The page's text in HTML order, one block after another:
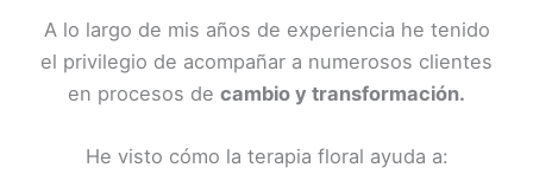
A lo largo de mis años de experiencia he tenido
el privilegio de acompañar a numerosos clientes
en procesos de cambio y transformación.
He visto cómo la terapia floral ayuda a: